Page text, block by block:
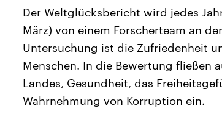
Der Weltglücksbericht wird jedes
März) von einem Forscherteam an
Untersuchung ist die Zufriedenheit
Menschen. In die Bewertung fließen
Landes, Gesundheit, das
Wahrnehmung von Korruption ein.